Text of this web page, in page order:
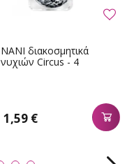
NANI διακοσμητικά
νυχιών Circus - 4
1,59 €